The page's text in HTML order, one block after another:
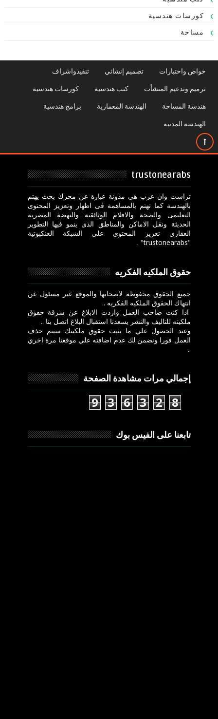
كورسات هندسية
مساحة
خواص واختبارات تصميم إنشائي تنفيذواشراف
ترميم وتدعيم المنشأت كتب هندسية كورسات هندسية
هندسة المساحة الهندسة المعمارية برامج هندسية
الهندسة المدنية
trustonearabs
تراست وان عرب هى مدونة عبارة عن محرك بحث يهتم
بالهندسة كما تهتم بالمساهمة فى اظهار وتعزيز المحتوى
التعليمى والصحة والافلام الوثائقية والنهضة المصرية
الحديثة ونقل الاماكن والمناطق الذى ينمو فيها التطوير
العقارى تعزيز المحتوى على الشبكة العنكبوتية
"trustonearabs" .
حقوق الملكيه الفكريه
جميع الحقوق محفوظة لاصحابها والموقع غير مسئول عن
انتهاك الحقوق الملكيه الفكريه ..
اذا كنت صاحب العمل واردت الابلاغ عن سرقة حقوق
ملكيته للتاليف والنشر يسعدنا استقبال البلاغ اتصل بنا ..
وعند الحصول علي ما يثبت حقوق ملكيتك سيتم حذف
العمل فورا ونضمن لك عدم اضافته علي موقعنا مرة اخري
..
إجمالي مرات مشاهدة الصفحة
9 3 6 3 2 8
تابعنا على الفيس بوك